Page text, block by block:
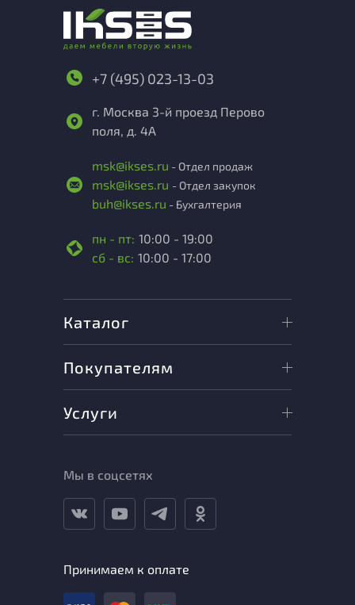
+7 (495) 023-13-03
г. Москва 3-й проезд Перово
поля, д. 4А
msk@ikses.ru - Отдел продаж
msk@ikses.ru - Отдел закупок
buh@ikses.ru - Бухгалтерия
пн - пт: 10:00 - 19:00
сб - вс: 10:00 - 17:00
Каталог
Покупателям
Услуги
Мы в соцсетях
Принимаем к оплате